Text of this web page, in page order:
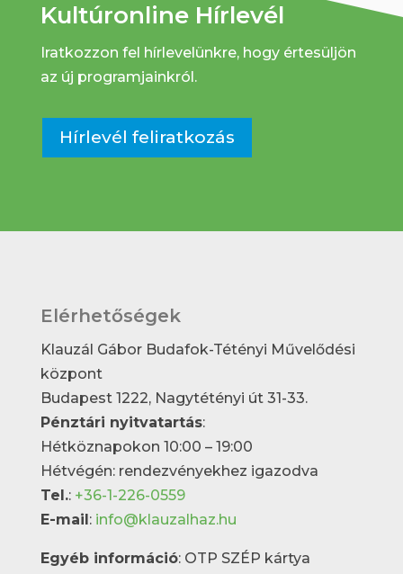
Kultúronline Hírlevél
Iratkozzon fel hírlevelünkre, hogy értesüljön
az új programjainkról.
Hírlevél feliratkozás
Elérhetőségek
Klauzál Gábor Budafok-Tétényi Művelődési
központ
Budapest 1222, Nagytétényi út 31-33.
Pénztári nyitvatartás:
Hétköznapokon 10:00 – 19:00
Hétvégén: rendezvényekhez igazodva
Tel.: +36-1-226-0559
E-mail: info@klauzalhaz.hu
Egyéb információ: OTP SZÉP kártya